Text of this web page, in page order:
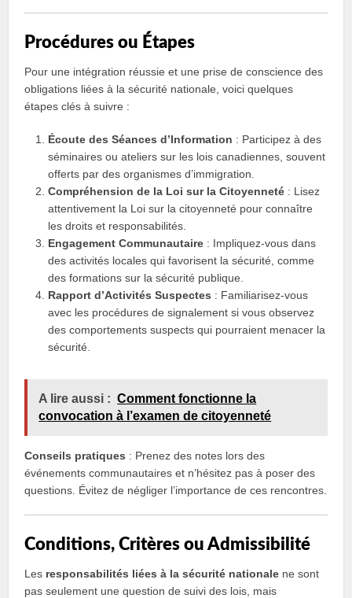
Procédures ou Étapes
Pour une intégration réussie et une prise de conscience des
obligations liées à la sécurité nationale, voici quelques
étapes clés à suivre :
Écoute des Séances d’Information : Participez à des
séminaires ou ateliers sur les lois canadiennes, souvent
offerts par des organismes d’immigration.
Compréhension de la Loi sur la Citoyenneté : Lisez
attentivement la Loi sur la citoyenneté pour connaître
les droits et responsabilités.
Engagement Communautaire : Impliquez-vous dans
des activités locales qui favorisent la sécurité, comme
des formations sur la sécurité publique.
Rapport d’Activités Suspectes : Familiarisez-vous
avec les procédures de signalement si vous observez
des comportements suspects qui pourraient menacer la
sécurité.
A lire aussi : Comment fonctionne la
convocation à l’examen de citoyenneté
Conseils pratiques : Prenez des notes lors des
événements communautaires et n’hésitez pas à poser des
questions. Évitez de négliger l’importance de ces rencontres.
Conditions, Critères ou Admissibilité
Les responsabilités liées à la sécurité nationale ne sont
pas seulement une question de suivi des lois, mais